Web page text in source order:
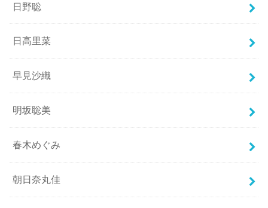
日野聡
日高里菜
早見沙織
明坂聡美
春木めぐみ
朝日奈丸佳